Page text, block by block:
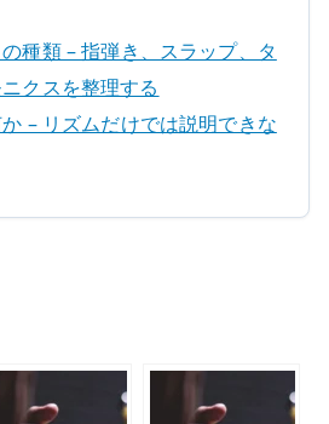
種類 – 指弾き、スラップ、タ
クスを整理する
– リズムだけでは説明できな